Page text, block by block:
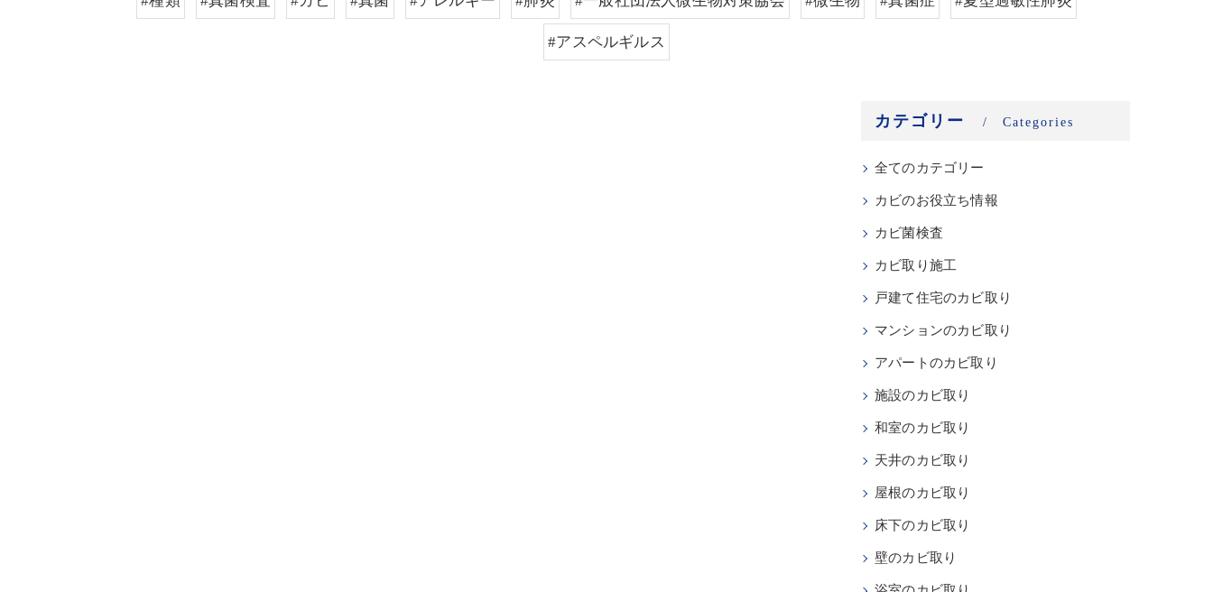
#アスペルギルス
カテゴリー Categories
全てのカテゴリー
カビのお役立ち情報
カビ菌検査
カビ取り施工
戸建て住宅のカビ取り
マンションのカビ取り
アパートのカビ取り
施設のカビ取り
和室のカビ取り
天井のカビ取り
屋根のカビ取り
床下のカビ取り
壁のカビ取り